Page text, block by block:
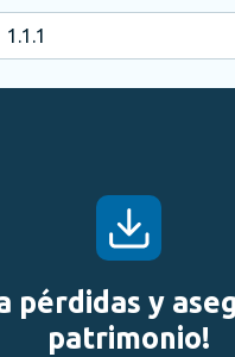
pérdidas y
patrimonio!